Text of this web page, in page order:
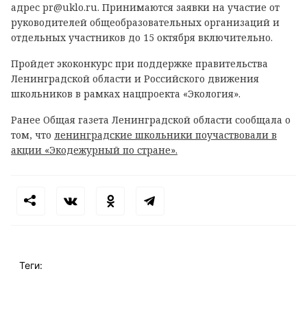
адрес pr@uklo.ru. Принимаются заявки на участие от
руководителей общеобразовательных организаций и
отдельных участников до 15 октября включительно.
Пройдет экоконкурс при поддержке правительства
Ленинградской области и Российского движения
школьников в рамках нацпроекта «Экология».
Ранее Общая газета Ленинградской области сообщала о
том, что ленинградские школьники поучаствовали в
акции «Экодежурный по стране».
Теги: